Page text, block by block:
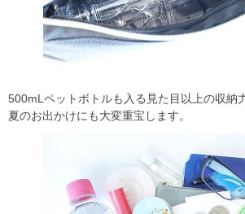
500mLペットボトルも入る見た目以上の収納
夏のお出かけにも大変重宝します。